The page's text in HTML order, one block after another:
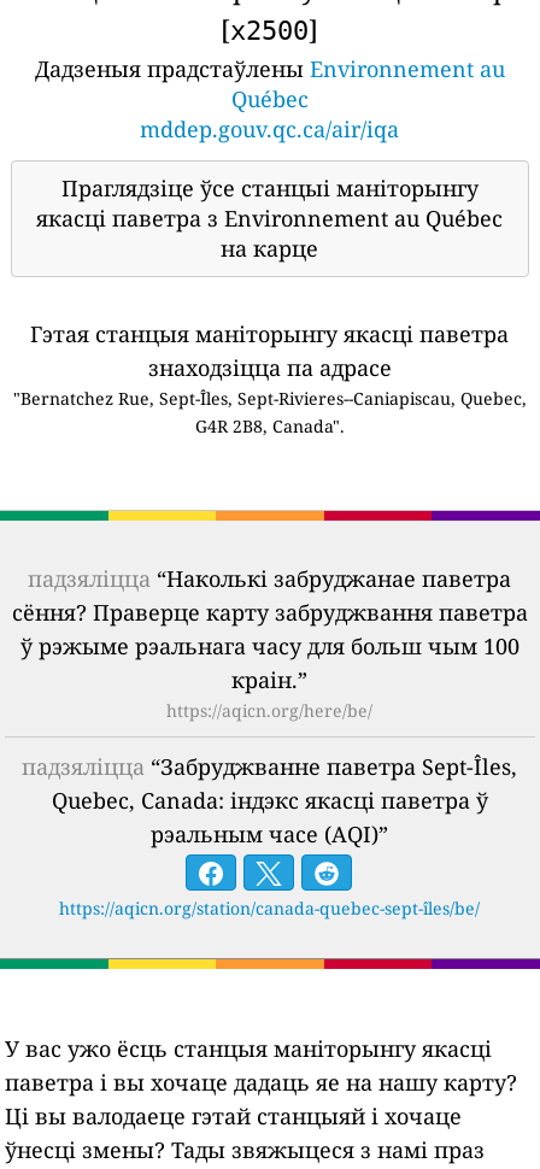
[x2500]
Дадзеныя прадстаўлены Environnement au
Québec
mddep.gouv.qc.ca/air/iqa
Праглядзіце ўсе станцыі маніторынгу
якасці паветра з Environnement au Québec
на карце
Гэтая станцыя маніторынгу якасці паветра
знаходзіцца па адрасе
"Bernatchez Rue, Sept-Îles, Sept-Rivieres--Caniapiscau, Quebec,
G4R 2B8, Canada".
падзяліцца “Наколькі забруджанае паветра
сёння? Праверце карту забруджвання паветра
ў рэжыме рэальнага часу для больш чым 100
краін.”
https://aqicn.org/here/be/
падзяліцца “Забруджванне паветра Sept-Îles,
Quebec, Canada: індэкс якасці паветра ў
рэальным часе (AQI)”
https://aqicn.org/station/canada-quebec-sept-îles/be/
У вас ужо ёсць станцыя маніторынгу якасці
паветра і вы хочаце дадаць яе на нашу карту?
Ці вы валодаеце гэтай станцыяй і хочаце
ўнесці змены? Тады звяжыцеся з намі праз